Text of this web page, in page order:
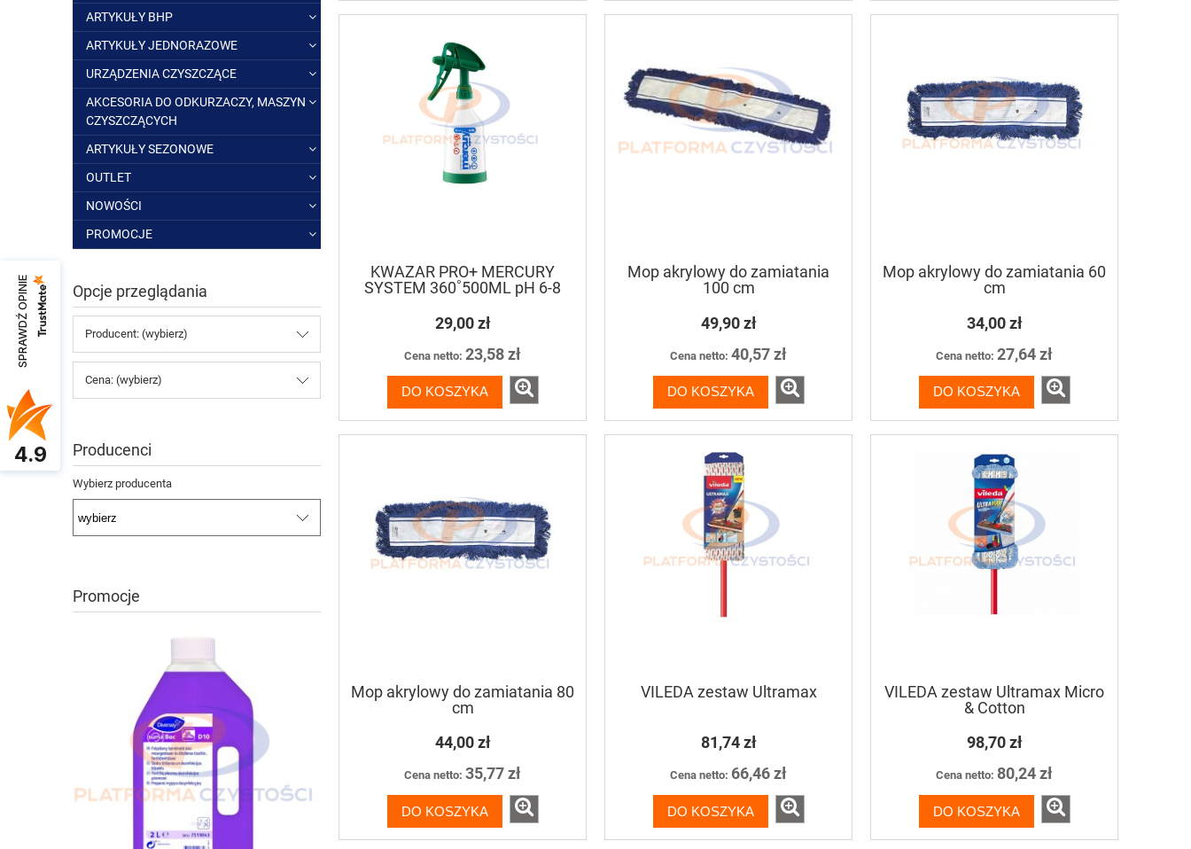
ARTYKUŁY BHP
ARTYKUŁY JEDNORAZOWE
URZĄDZENIA CZYSZCZĄCE
AKCESORIA DO ODKURZACZY, MASZYN
CZYSZCZĄCYCH
ARTYKUŁY SEZONOWE
OUTLET
NOWOŚCI
PROMOCJE
Opcje przeglądania
Producent: (wybierz)
Cena: (wybierz)
Producenci
Wybierz producenta
Promocje
KWAZAR PRO+ MERCURY
SYSTEM 360˚500ML pH 6-8
29,00 zł
Cena netto: 23,58 zł
DO KOSZYKA
Mop akrylowy do zamiatania
100 cm
49,90 zł
Cena netto: 40,57 zł
DO KOSZYKA
Mop akrylowy do zamiatania 60
cm
34,00 zł
Cena netto: 27,64 zł
DO KOSZYKA
Mop akrylowy do zamiatania 80
cm
44,00 zł
Cena netto: 35,77 zł
DO KOSZYKA
VILEDA zestaw Ultramax
81,74 zł
Cena netto: 66,46 zł
DO KOSZYKA
VILEDA zestaw Ultramax Micro
& Cotton
98,70 zł
Cena netto: 80,24 zł
DO KOSZYKA
SPRAWDŹ OPINIE
4.9